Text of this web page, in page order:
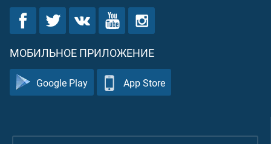
МОБИЛЬНОЕ ПРИЛОЖЕНИЕ
Google Play App Store